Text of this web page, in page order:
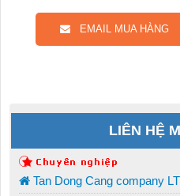
EMAIL MUA HÀNG
LIÊN HỆ
Tan Dong Cang company